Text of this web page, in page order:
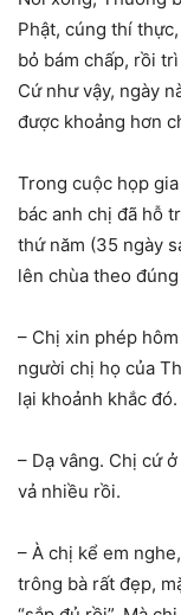
Phật, cúng thí
bỏ bám chấp, rồi
Cứ như vậy, ngày
được khoảng hơn
Trong cuộc họp
bác anh chị đã hỗ
thứ năm (35 ngày
lên chùa theo
– Chị xin phép
người chị họ của
lại khoảnh khắc đó.
– Dạ vâng. Chị cứ
vả nhiều rồi.
– À chị kể em
trông bà rất đẹp,